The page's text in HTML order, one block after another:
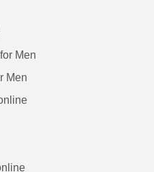
Men
Men